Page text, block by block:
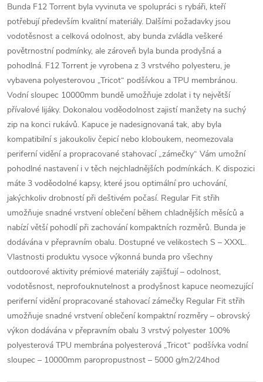
Bunda F12 Torrent byla vyvinuta ve spolupráci s rybáři, kteří
potřebují především kvalitní materiály. Dalšími požadavky jsou
vodotěsnost a celková odolnost, aby bunda zvládla veškeré
povětrnostní podmínky, ale zároveň byla bunda prodyšná a
pohodlná. F12 Torrent je vyrobena z 3 vrstvého polyesteru, je
vybavena polyesterovou „Tricot“ podšívkou a TPU membránou.
Vodní sloupec 10000mm bundě umožňuje zdolat i ty největší
přívalové lijáky. Dokonalou voděodolnost zajistí manžety na suchý
zip na konci rukávů. Kapuce je nadesignovaná tak, aby byla
kompatibilní s jakoukoliv čepicí nebo kloboukem, neomezovala
periferní vidění a propracované stahovací „zámečky“ Vám umožní
pohodlné nastavení i v těch nejchladnějších podmínkách. K dispozici
máte 3 voděodolné kapsy, které jsou optimální pro uchování,
jakýchkoliv drobností při deštivém počasí. Regular Fit střih
umožňuje snadné vrstvení oblečení během chladnějších měsíců a
nabízí větší pohodlí při zachování kompaktních rozměrů. Bunda je
dodávána v přepravním obalu. Dostupné ve velikostech S – XXXL.
Vlastnosti produktu vysoce výkonná bunda pro všechny
outdoorové aktivity prémiové materiály zajišťují – odolnost,
vodotěsnost, neprofouknutelnost a prodyšnost kapuce neomezující
periferní vidění propracované stahovací zámečky Regular Fit střih
umožňuje snadné vrstvení oblečení kompaktní rozměry – obrovský
výkon dodávána v přepravním obalu 3 vrstvý polyester 100%
polyesterová TPU membrána polyesterová „Tricot“ podšívka vodní
sloupec – 10000mm paropropustnost – 5000 g/m2/24hod